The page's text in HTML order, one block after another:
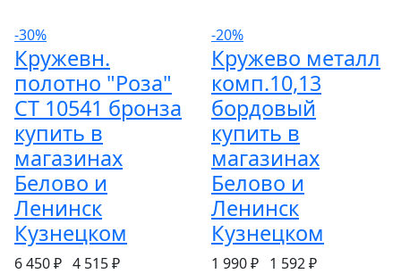
-30%
Кружевн.
полотно "Роза"
СТ 10541 бронза
купить в
магазинах
Белово и
Ленинск
Кузнецком
6 450 ₽ 4 515 ₽
-20%
Кружево металл
комп.10,13
бордовый
купить в
магазинах
Белово и
Ленинск
Кузнецком
1 990 ₽ 1 592 ₽